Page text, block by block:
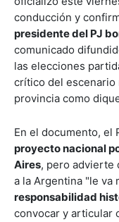
conducción y
presidente del PJ
comunicado
las elecciones
crítico del escenario
provincia como
En el documento, el
proyecto nacional
Aires, pero advierte
a la Argentina "le va
responsabilidad
convocar y articular